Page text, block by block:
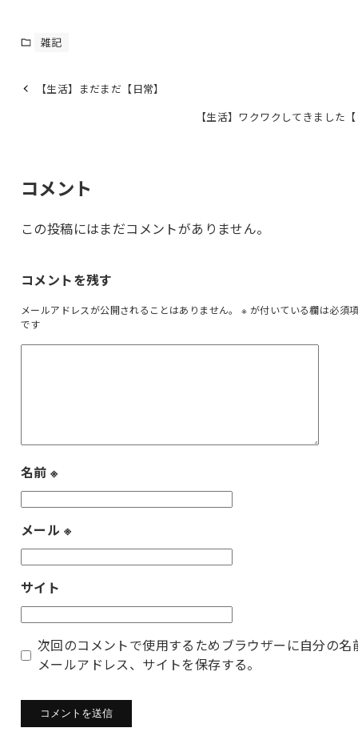
雑記
【生活】まだまだ【日常】
【生活】ワクワクしてきました
コメント
この投稿にはまだコメントがありません。
コメントを残す
メールアドレスが公開されることはありません。 ※ が付いている欄は必須
です
名前※
メール ※
サイト
次回のコメントで使用するためブラウザーに自分の名
メールアドレス、サイトを保存する。